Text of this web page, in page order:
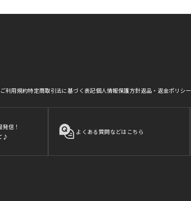
ご利用規約特定商取引法に基づく表記個人情報保護方針返品・返金ポリシー
信！
♪
よくある質問などはこちら